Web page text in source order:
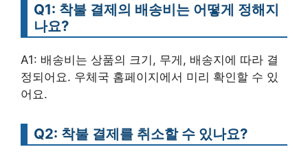
Q1: 착불 결제의 배송비는 어떻게 정해지
나요?
A1: 배송비는 상품의 크기, 무게, 배송지에 따라 결
정되어요. 우체국 홈페이지에서 미리 확인할 수 있
어요.
Q2: 착불 결제를 취소할 수 있나요?